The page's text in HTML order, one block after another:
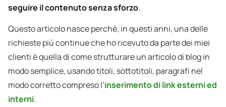
seguire il contenuto senza sforzo.
Questo articolo nasce perché, in questi anni, una delle
richieste più continue che ho ricevuto da parte dei miei
clienti è quella di come strutturare un articolo di blog in
modo semplice, usando titoli, sottotitoli, paragrafi nel
modo corretto compreso l’inserimento di link esterni ed
interni.